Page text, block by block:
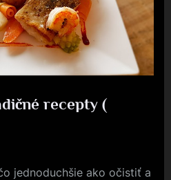
recepty (
jednoduchšie ako očistiť a